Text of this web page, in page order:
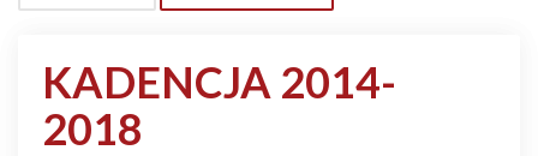
KADENCJA 2014-
2018